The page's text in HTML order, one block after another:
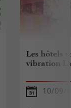
Les hôtels
vibration
10/09/